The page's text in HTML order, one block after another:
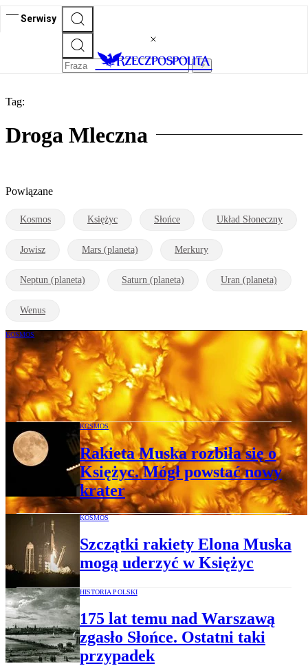
Serwisy
Tag:
Droga Mleczna
Powiązane
Kosmos Księżyc Słońce Układ Słoneczny
Jowisz Mars (planeta) Merkury
Neptun (planeta) Saturn (planeta) Uran (planeta)
Wenus
KOSMOS
Wykonano najdokładniejsze zdjęcia
Słońca w historii. Tak go jeszcze nie
oglądano
KOSMOS
Rakieta Muska rozbiła się o
Księżyc. Mógł powstać nowy
krater
KOSMOS
Szczątki rakiety Elona Muska
mogą uderzyć w Księżyc
HISTORIA POLSKI
175 lat temu nad Warszawą
zgasło Słońce. Ostatni taki
przypadek